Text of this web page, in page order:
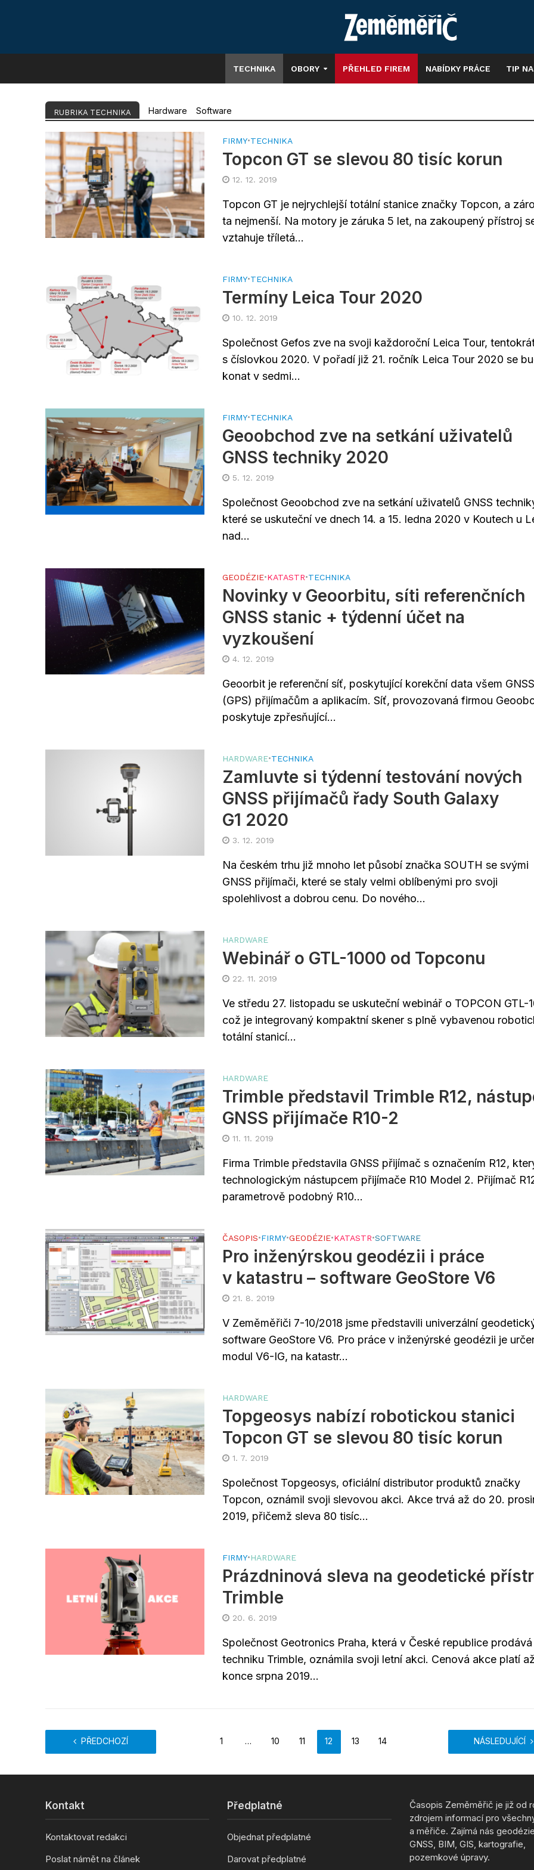
TECHNIKA OBORY PŘEHLED FIREM NABÍDKY PRÁCE TIP
RUBRIKA TECHNIKA Hardware Software
FIRMY•TECHNIKA
Topcon GT se slevou 80 tisíc korun
12. 12. 2019
Topcon GT je nejrychlejší totální stanice značky Topcon, a
ta nejmenší. Na motory je záruka 5 let, na zakoupený přístroj
vztahuje tříletá...
FIRMY•TECHNIKA
Termíny Leica Tour 2020
10. 12. 2019
Společnost Gefos zve na svoji každoroční Leica Tour,
s číslovkou 2020. V pořadí již 21. ročník Leica Tour 2020 se
konat v sedmi...
FIRMY•TECHNIKA
Geoobchod zve na setkání uživatelů
GNSS techniky 2020
5. 12. 2019
Společnost Geoobchod zve na setkání uživatelů GNSS
které se uskuteční ve dnech 14. a 15. ledna 2020 v Koutech u
nad...
GEODÉZIE•KATASTR•TECHNIKA
Novinky v Geoorbitu, síti referenčních
GNSS stanic + týdenní účet na
vyzkoušení
4. 12. 2019
Geoorbit je referenční síť, poskytující korekční data všem GNSS
(GPS) přijímačům a aplikacím. Síť, provozovaná firmou
poskytuje zpřesňující...
HARDWARE•TECHNIKA
Zamluvte si týdenní testování nových
GNSS přijímačů řady South Galaxy
G1 2020
3. 12. 2019
Na českém trhu již mnoho let působí značka SOUTH se svými
GNSS přijímači, které se staly velmi oblíbenými pro svoji
spolehlivost a dobrou cenu. Do nového...
HARDWARE
Webinář o GTL-1000 od Topconu
22. 11. 2019
Ve středu 27. listopadu se uskuteční webinář o TOPCON GTL-
což je integrovaný kompaktní skener s plně vybavenou
totální stanicí...
HARDWARE
Trimble představil Trimble R12,
GNSS přijímače R10-2
11. 11. 2019
Firma Trimble představila GNSS přijímač s označením R12,
technologickým nástupcem přijímače R10 Model 2. Přijímač
parametrově podobný R10...
ČASOPIS•FIRMY•GEODÉZIE•KATASTR•SOFTWARE
Pro inženýrskou geodézii i práce
v katastru – software GeoStore V6
21. 8. 2019
V Zeměměřiči 7-10/2018 jsme představili univerzální
software GeoStore V6. Pro práce v inženýrské geodé­zii je
modul V6-IG, na katastr...
HARDWARE
Topgeosys nabízí robotickou stanici
Topcon GT se slevou 80 tisíc korun
1. 7. 2019
Společnost Topgeosys, oficiální distributor produktů značky
Topcon, oznámil svoji slevovou akci. Akce trvá až do 20.
2019, přičemž sleva 80 tisíc...
FIRMY• HARDWARE
Prázdninová sleva na geodetické
Trimble
20. 6. 2019
Společnost Geotronics Praha, která v České republice prodává
techniku Trimble, oznámila svoji letní akci. Cenová akce platí
konce srpna 2019...
PŘEDCHOZÍ 1 … 10 11 12 13 14 NÁSLEDUJÍCÍ
Kontakt
Kontaktovat redakci
Poslat námět na článek
Předplatné
Objednat předplatné
Darovat předplatné
Časopis Zeměměřič je již od
zdrojem informací pro
a měřiče. Zajímá nás
GNSS, BIM, GIS, kartografie,
pozemkové úpravy.